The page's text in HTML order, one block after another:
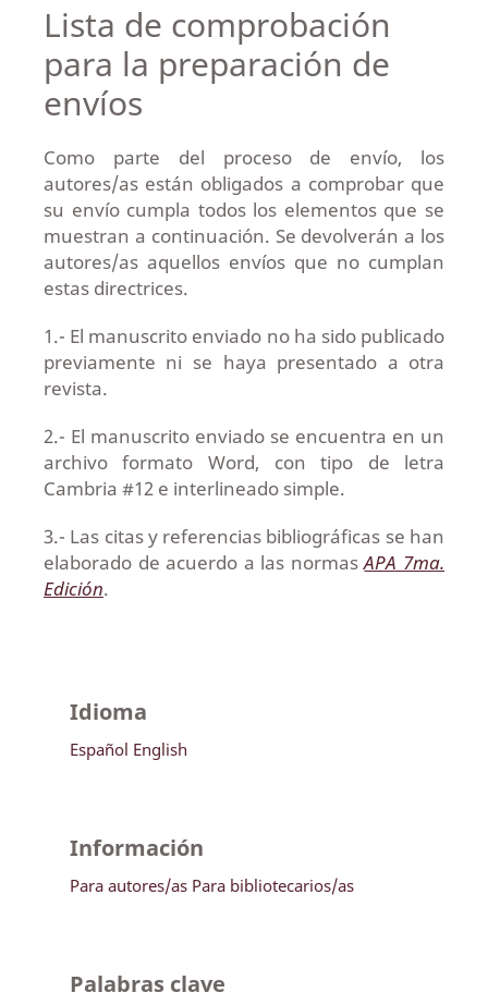
Lista de comprobación
para la preparación de
envíos
Como parte del proceso de envío, los
autores/as están obligados a comprobar que
su envío cumpla todos los elementos que se
muestran a continuación. Se devolverán a los
autores/as aquellos envíos que no cumplan
estas directrices.
1.- El manuscrito enviado no ha sido publicado
previamente ni se haya presentado a otra
revista.
2.- El manuscrito enviado se encuentra en un
archivo formato Word, con tipo de letra
Cambria #12 e interlineado simple.
3.- Las citas y referencias bibliográficas se han
elaborado de acuerdo a las normasAPA 7ma.
Edición.
Idioma
Español English
Información
Para autores/as Para bibliotecarios/as
Palabras clave